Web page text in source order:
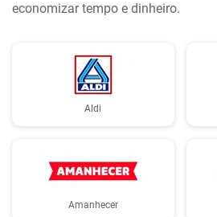
economizar tempo e dinheiro.
Aldi
Amanhecer